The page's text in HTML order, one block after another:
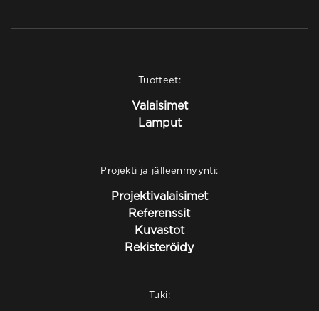
Tuotteet:
Valaisimet
Lamput
Projekti ja jälleenmyynti:
Projektivalaisimet
Referenssit
Kuvastot
Rekisteröidy
Tuki: